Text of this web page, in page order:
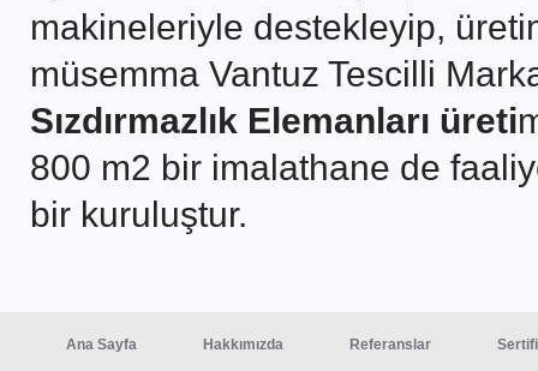
makineleriyle destekleyip,
müsemma Vantuz Tescilli
Sızdırmazlık Elemanları üreti
800 m2 bir imalathane de
bir kuruluştur.
Ana Sayfa Hakkımızda Referanslar